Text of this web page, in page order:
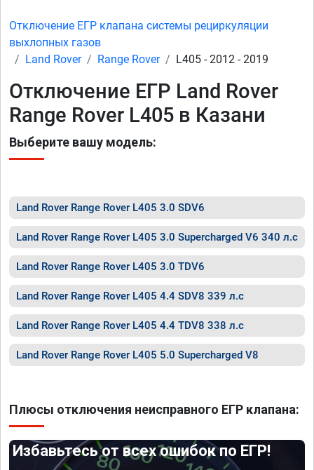
Отключение ЕГР клапана системы рециркуляции
выхлопных газов
Land Rover
Range Rover L405 - 2012 - 2019
Отключение ЕГР Land Rover
Range Rover L405 в Казани
Выберите вашу модель:
Land Rover Range Rover L405 3.0 SDV6
Land Rover Range Rover L405 3.0 Supercharged V6 340 л.с
Land Rover Range Rover L405 3.0 TDV6
Land Rover Range Rover L405 4.4 SDV8 339 л.с
Land Rover Range Rover L405 4.4 TDV8 338 л.с
Land Rover Range Rover L405 5.0 Supercharged V8
Плюсы отключения неисправного ЕГР клапана:
Избавьтесь от всех ошибок по ЕГР!